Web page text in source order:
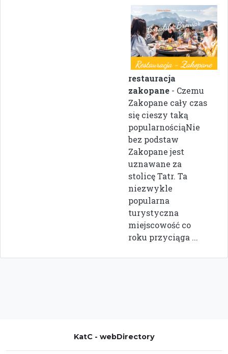
restauracja
zakopane - Czemu
Zakopane cały czas
się cieszy taką
popularnościąNie
bez podstaw
Zakopane jest
uznawane za
stolicę Tatr. Ta
niezwykle
popularna
turystyczna
miejscowość co
roku przyciąga ...
KatC - webDirectory